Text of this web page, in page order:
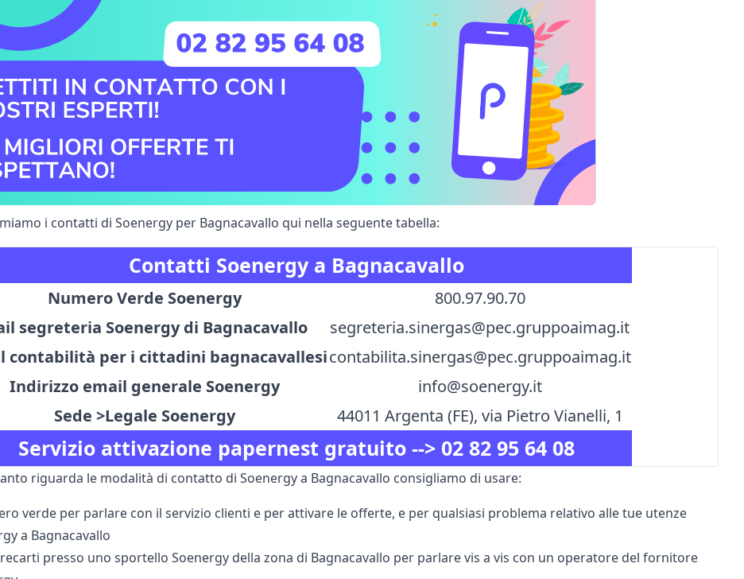
i contatti di Soenergy per Bagnacavallo qui nella seguente tabella:
Servizio attivazione papernest gratuito --> 02 82 95 64 08
Contatti Soenergy a Bagnacavallo
Numero Verde Soenergy
800.97.90.70
segreteria Soenergy di Bagnacavallo
segreteria.sinergas@pec.gruppoaimag.it
contabilità per i cittadini bagnacavallesicontabilita.sinergas@pec.gruppoaimag.it
Indirizzo email generale Soenergy
info@soenergy.it
Sede >Legale Soenergy
44011 Argenta (FE), via Pietro Vianelli, 1
riguarda le modalità di contatto di Soenergy a Bagnacavallo consigliamo di usare:
verde per parlare con il servizio clienti e per attivare le offerte, e per qualsiasi problema relativo alle tue utenze
a Bagnacavallo
presso uno sportello Soenergy della zona di Bagnacavallo per parlare vis a vis con un operatore del fornitore